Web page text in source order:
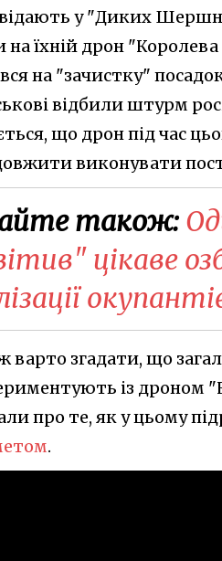
у "Диких
на їхній дрон
на "зачистку"
відбили штурм
що дрон під час
виконувати
також:
цікаве
варто згадати, що
із
про те, як у цьому
.